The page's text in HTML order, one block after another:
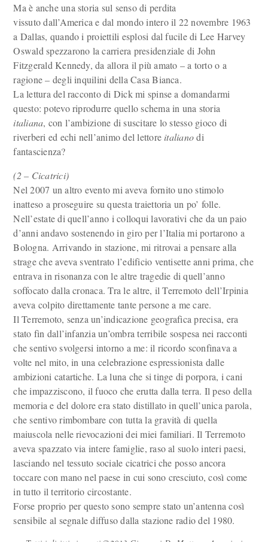
Ma è anche una storia sul senso di perdita
vissuto dall’America e dal mondo intero il 22 novembre 1963
a Dallas, quando i proiettili esplosi dal fucile di Lee Harvey
Oswald spezzarono la carriera presidenziale di John
Fitzgerald Kennedy, da allora il più amato – a torto o a
ragione – degli inquilini della Casa Bianca.
La lettura del racconto di Dick mi spinse a domandarmi
questo: potevo riprodurre quello schema in una storia
italiana, con l’ambizione di suscitare lo stesso gioco di
riverberi ed echi nell’animo del lettore italianodi
fantascienza?
(2 – Cicatrici)
Nel 2007 un altro evento mi aveva fornito uno stimolo
inatteso a proseguire su questa traiettoria un po’ folle.
Nell’estate di quell’anno i colloqui lavorativi che da un paio
d’anni andavo sostenendo in giro per l’Italia mi portarono a
Bologna. Arrivando in stazione, mi ritrovai a pensare alla
strage che aveva sventrato l’edificio ventisette anni prima, che
entrava in risonanza con le altre tragedie di quell’anno
soffocato dalla cronaca. Tra le altre, il Terremoto dell’Irpinia
aveva colpito direttamente tante persone a me care.
Il Terremoto, senza un’indicazione geografica precisa, era
stato fin dall’infanzia un’ombra terribile sospesa nei racconti
che sentivo svolgersi intorno a me: il ricordo sconfinava a
volte nel mito, in una celebrazione espressionista dalle
ambizioni catartiche. La luna che si tinge di porpora, i cani
che impazziscono, il fuoco che erutta dalla terra. Il peso della
memoria e del dolore era stato distillato in quell’unica parola,
che sentivo rimbombare con tutta la gravità di quella
maiuscola nelle rievocazioni dei miei familiari. Il Terremoto
aveva spazzato via intere famiglie, raso al suolo interi paesi,
lasciando nel tessuto sociale cicatrici che posso ancora
toccare con mano nel paese in cui sono cresciuto, così come
in tutto il territorio circostante.
Forse proprio per questo sono sempre stato un’antenna così
sensibile al segnale diffuso dalla stazione radio del 1980.